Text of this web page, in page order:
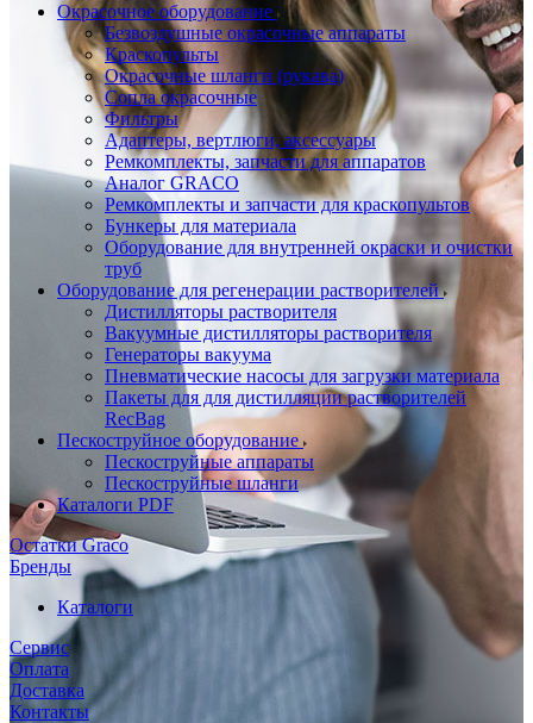
Окрасочное оборудование
Безвоздушные окрасочные аппараты
Краскопульты
Окрасочные шланги (рукава)
Сопла окрасочные
Фильтры
Адаптеры, вертлюги, аксессуары
Ремкомплекты, запчасти для аппаратов
Аналог GRACO
Ремкомплекты и запчасти для краскопультов
Бункеры для материала
Оборудование для внутренней окраски и очистки
труб
Оборудование для регенерации растворителей
Дистилляторы растворителя
Вакуумные дистилляторы растворителя
Генераторы вакуума
Пневматические насосы для загрузки материала
Пакеты для для дистилляции растворителей
RecBag
Пескоструйное оборудование
Пескоструйные аппараты
Пескоструйные шланги
Каталоги PDF
Остатки Graco
Бренды
Каталоги
Сервис
Оплата
Доставка
Контакты